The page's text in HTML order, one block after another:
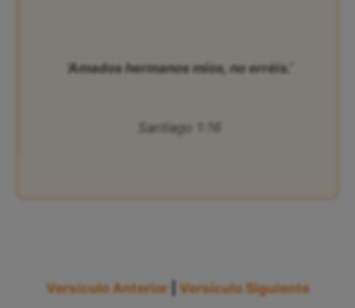
‘Amados hermanos míos, no erréis.’
Santiago 1:16
Versículo Anterior Versículo Siguiente